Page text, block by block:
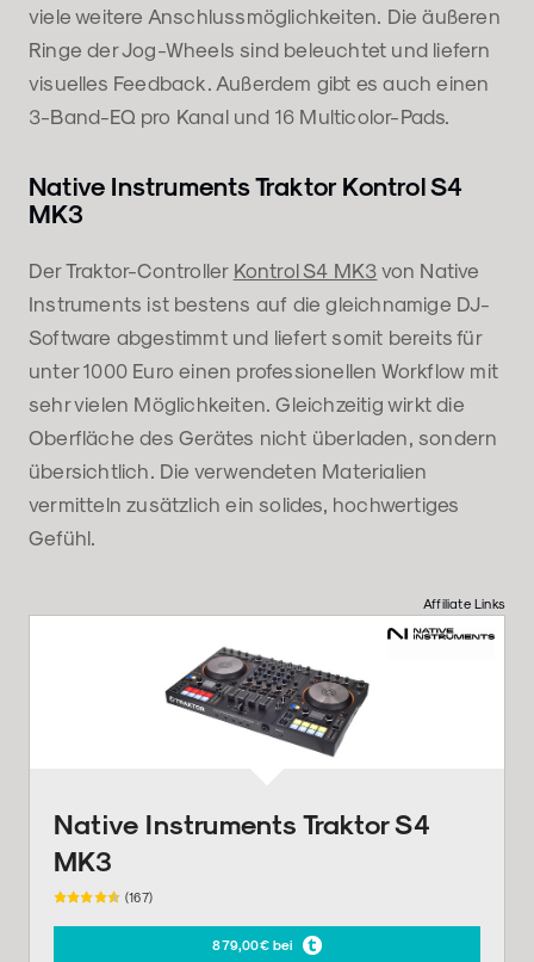
viele weitere Anschlussmöglichkeiten. Die äußeren
Ringe der Jog-Wheels sind beleuchtet und liefern
visuelles Feedback. Außerdem gibt es auch einen
3-Band-EQ pro Kanal und 16 Multicolor-Pads.
Native Instruments Traktor Kontrol S4
MK3
Der Traktor-Controller Kontrol S4 MK3 von Native
Instruments ist bestens auf die gleichnamige DJ-
Software abgestimmt und liefert somit bereits für
unter 1000 Euro einen professionellen Workflow mit
sehr vielen Möglichkeiten. Gleichzeitig wirkt die
Oberfläche des Gerätes nicht überladen, sondern
übersichtlich. Die verwendeten Materialien
vermitteln zusätzlich ein solides, hochwertiges
Gefühl.
Affiliate Links
Native Instruments Traktor S4
MK3
(167)
879,00€ bei